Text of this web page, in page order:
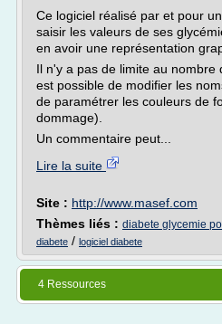
Ce logiciel réalisé par et pour
saisir les valeurs de ses
en avoir une représentation
Il n'y a pas de limite au nombre
est possible de modifier les
de paramétrer les couleurs de
dommage).
Un commentaire peut...
Lire la suite
Site : http://www.masef.com
Thèmes liés : diabete glycemie
diabete / logiciel diabete
4 Ressources